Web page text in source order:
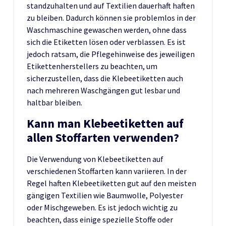
standzuhalten und auf Textilien dauerhaft haften
zu bleiben. Dadurch können sie problemlos in der
Waschmaschine gewaschen werden, ohne dass
sich die Etiketten lösen oder verblassen. Es ist
jedoch ratsam, die Pflegehinweise des jeweiligen
Etikettenherstellers zu beachten, um
sicherzustellen, dass die Klebeetiketten auch
nach mehreren Waschgängen gut lesbar und
haltbar bleiben.
Kann man Klebeetiketten auf
allen Stoffarten verwenden?
Die Verwendung von Klebeetiketten auf
verschiedenen Stoffarten kann variieren. In der
Regel haften Klebeetiketten gut auf den meisten
gängigen Textilien wie Baumwolle, Polyester
oder Mischgeweben. Es ist jedoch wichtig zu
beachten, dass einige spezielle Stoffe oder